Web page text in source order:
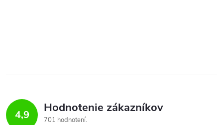
4,9 Hodnotenie zákazníkov
701 hodnotení